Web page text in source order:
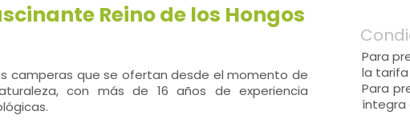
Reino de los Hongos
camperas que se ofertan desde el momento de
con más de 16 años de experiencia
Para
la tarifa
Para
íntegra